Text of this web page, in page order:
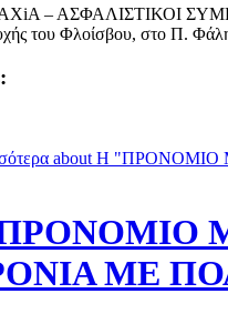
– ΑΣΦΑΛΙΣΤΙΚΟΙ
του Φλοίσβου, στο Π.
about H
ΜΕ